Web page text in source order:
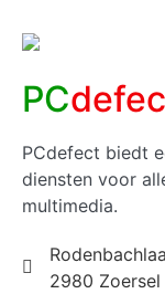
PC
PCdefect biedt
diensten voor
multimedia.
2980 Zoersel